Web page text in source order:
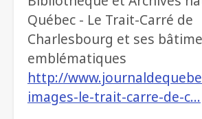
Québec - Le Trait-Carré de
Charlesbourg et ses
emblématiques
http://
images-le-trait-carre-de-c…